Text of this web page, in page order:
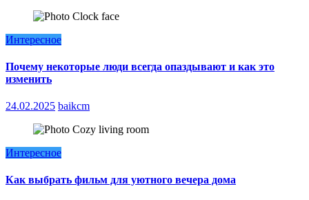
Интересное
Почему некоторые люди всегда опаздывают и как это
изменить
24.02.2025 baikcm
Интересное
Как выбрать фильм для уютного вечера дома